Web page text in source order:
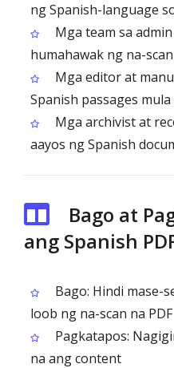
ng Spanish-language
Mga team sa
humahawak ng na-
Mga editor at
Spanish passages mula
Mga archivist at
aayos ng Spanish
Bago at
ang Spanish
Bago: Hindi mase-
loob ng na-scan na PDF
Pagkatapos:
na ang content